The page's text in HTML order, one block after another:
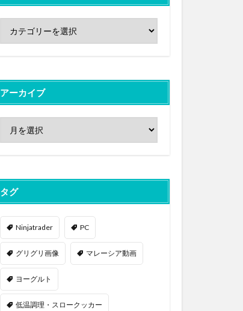
アーカイブ
タグ
Ninjatrader PC
グリグリ画像 マレーシア動画
ヨーグルト
低温調理・スロークッカー